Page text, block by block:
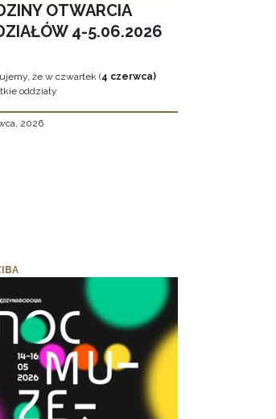
OTWARCIA
4-5.06.2026
że w czwartek (4 czerwca)
oddziały
2026